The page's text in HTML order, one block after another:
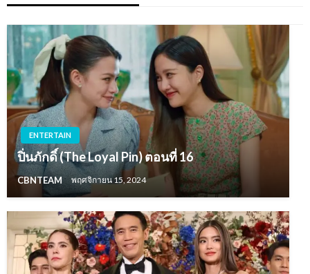
ENTERTAIN
ปิ่นภักดิ์ (The Loyal Pin) ตอนที่ 16
CBNTEAM พฤศจิกายน 15, 2024